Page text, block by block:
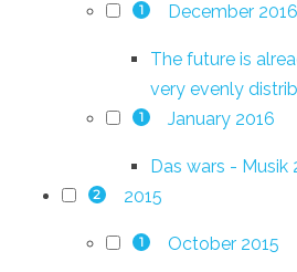
1 December 2016
The future is
very evenly
1 January 2016
Das wars - Musik
2 2015
1 October 2015